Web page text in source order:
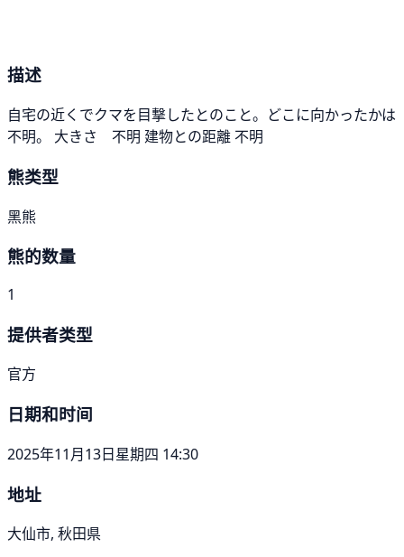
描述
自宅の近くでクマを目撃したとのこと。どこに向かったかは
不明。 大きさ 不明 建物との距離 不明
熊类型
黑熊
熊的数量
1
提供者类型
官方
日期和时间
2025年11月13日星期四 14:30
地址
大仙市, 秋田県